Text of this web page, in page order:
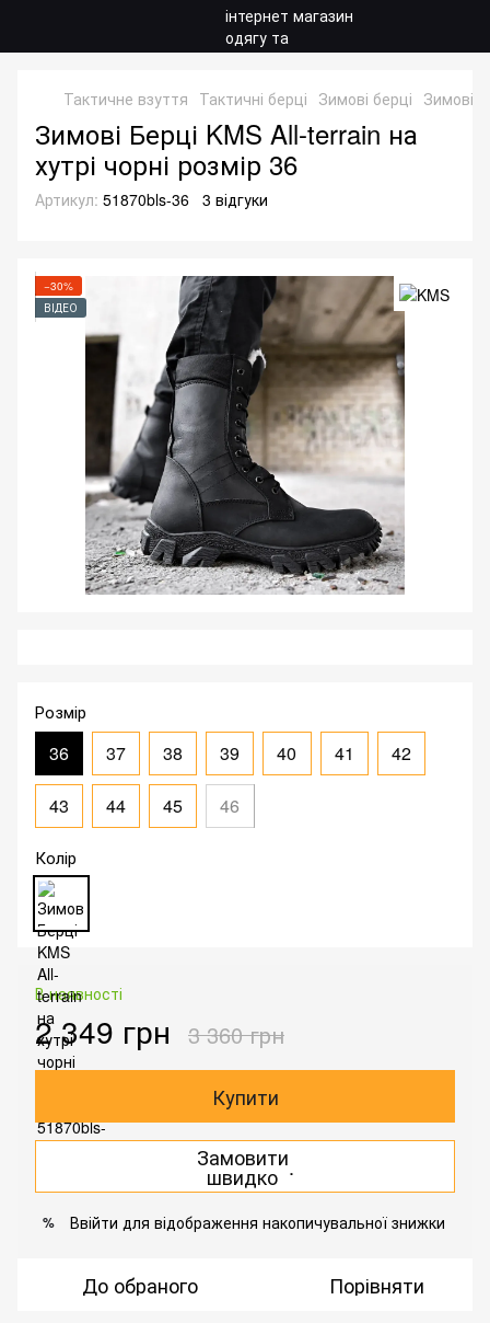
Тактичне взуття Тактичні берці Зимові берці Зимові
Зимові Берці KMS All-terrain на
хутрі чорні розмір 36
Артикул: 51870bls-36 3 відгуки
−30%
ВІДЕО
Розмір
36 37 38 39 40 41 42
43 44 45 46
Колір
В наявності
2 349 грн 3 360 грн
Купити
Замовити
швидко .
% Ввійти для відображення накопичувальної знижки
До обраного Порівняти